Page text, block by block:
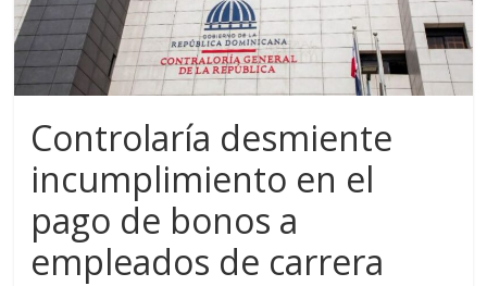
Controlaría desmiente
incumplimiento en el
pago de bonos a
empleados de carrera